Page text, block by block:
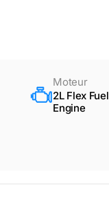
Moteur
2L Flex Fuel
Engine